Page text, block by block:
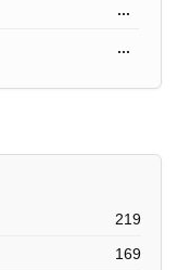
...
...
219
169